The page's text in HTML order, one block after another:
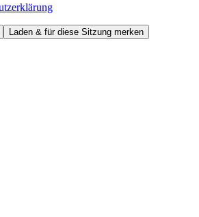
Laden & für diese Sitzung merken